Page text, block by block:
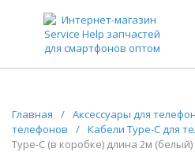
ЗАПЧАСТИ ДЛЯ
Главная / Аксессуары для
телефонов
/ Кабели Type-C для
Type-C (в коробке) длина 2м (белый)